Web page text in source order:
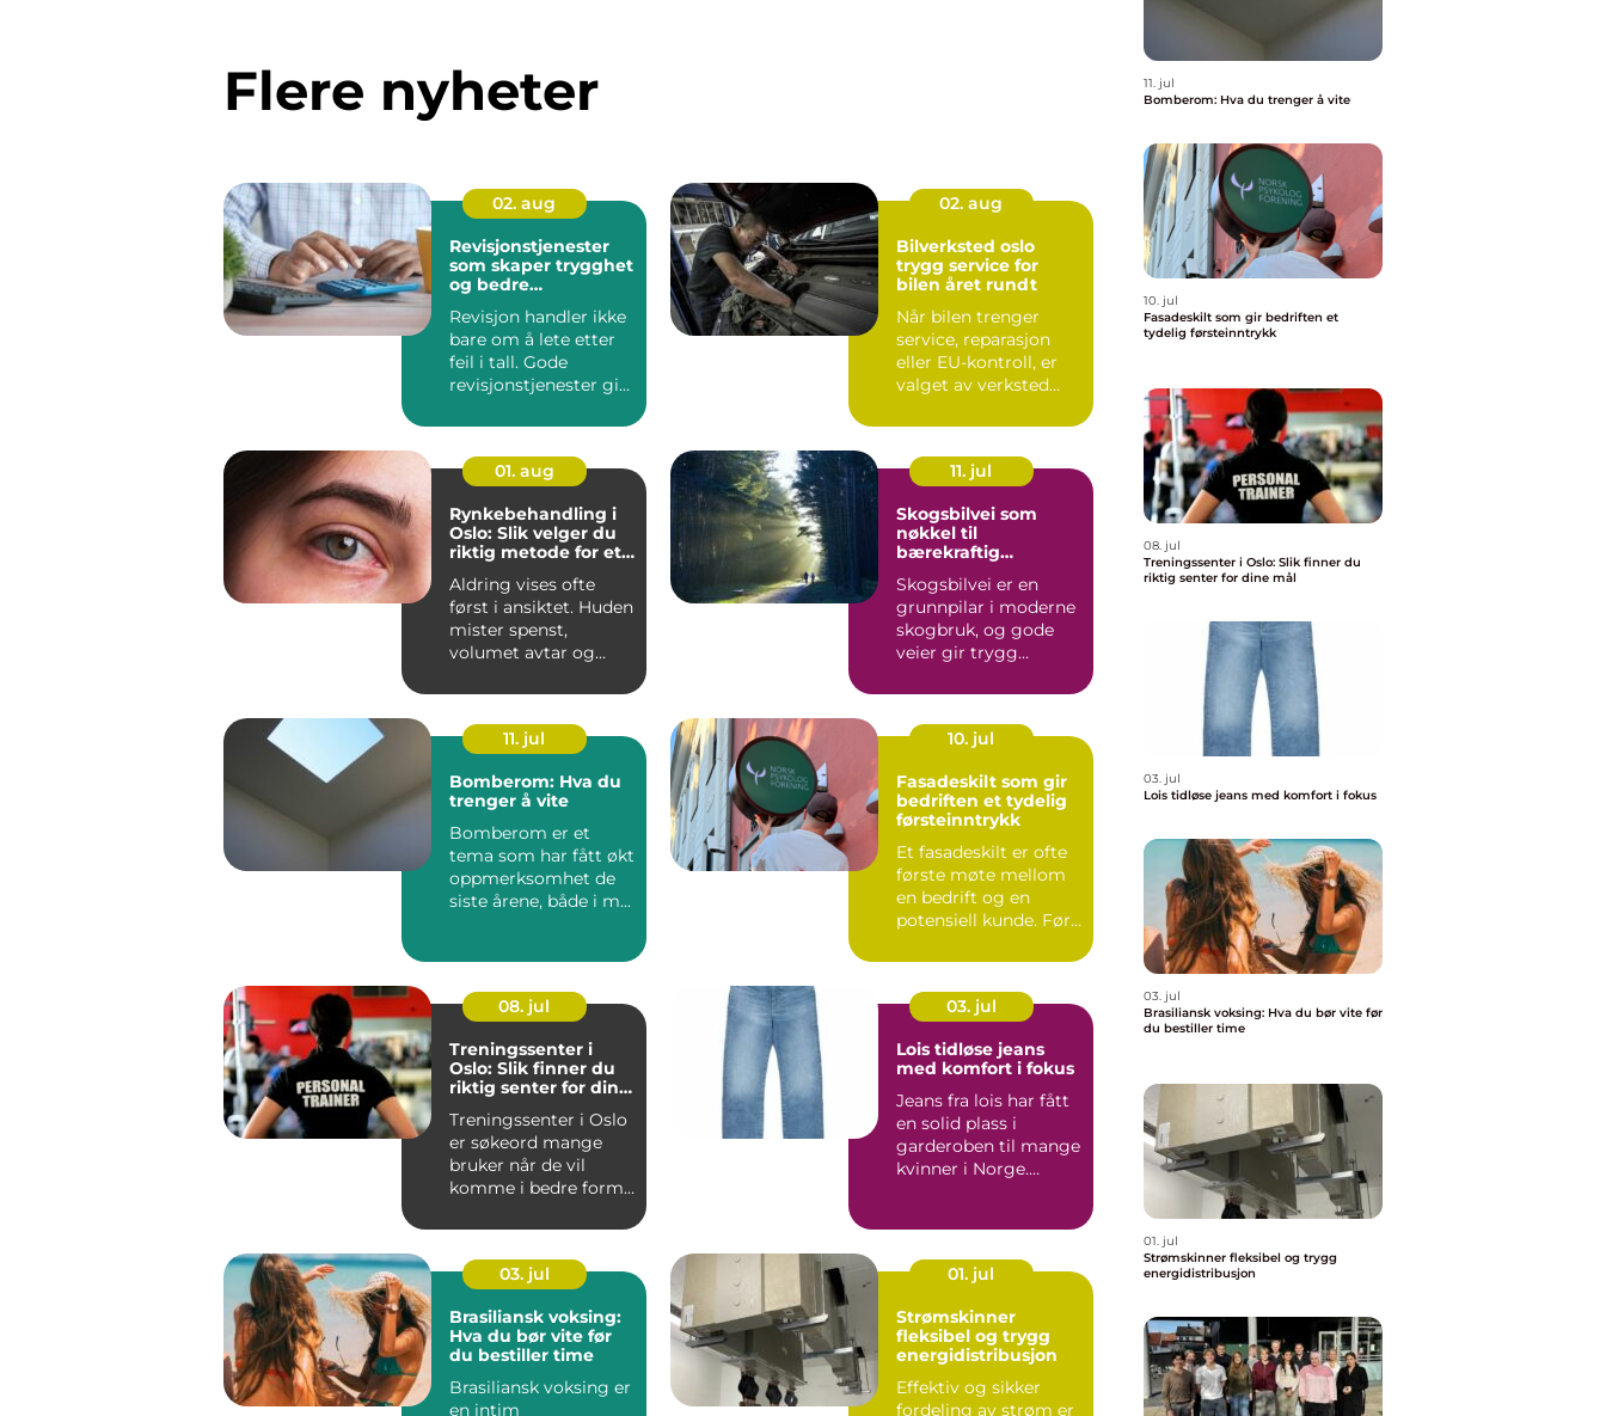
Flere nyheter
02. aug
Revisjonstjenester
som skaper trygghet
og bedre
Revisjon handler ikke
bare om å lete etter
feil i tall. Gode
revisjonstjenester gir
02. aug
Bilverksted oslo
trygg service for
bilen året rundt
Når bilen trenger
service, reparasjon
eller EU-kontroll, er
valget av verksted
s...
01. aug
Rynkebehandling i
Oslo: Slik velger du
riktig metode for et
Aldring vises ofte
først i ansiktet. Huden
mister spenst,
volumet avtar og
11. jul
Skogsbilvei som
nøkkel til
bærekraftig
Skogsbilvei er en
grunnpilar i moderne
skogbruk, og gode
veier gir trygg
kostnader...
11. jul
Bomberom: Hva du
trenger å vite
Bomberom er et
tema som har fått økt
oppmerksomhet de
siste årene, både i m...
10. jul
Fasadeskilt som gir
bedriften et tydelig
førsteinntrykk
Et fasadeskilt er ofte
første møte mellom
en bedrift og en
potensiell kunde. Før
08. jul
Treningssenter i
Oslo: Slik finner du
riktig senter for dine
Treningssenter i Oslo
er søkeord mange
bruker når de vil
komme i bedre form,
03. jul
Lois tidløse jeans
med komfort i fokus
Jeans fra lois har fått
en solid plass i
garderoben til mange
kvinner i Norge.
03. jul
Brasiliansk voksing:
Hva du bør vite før
du bestiller time
Brasiliansk voksing er
en intim
01. jul
Strømskinner
fleksibel og trygg
energidistribusjon
Effektiv og sikker
fordeling av strøm er
11. jul
Bomberom: Hva du trenger å vite
10. jul
Fasadeskilt som gir bedriften et
tydelig førsteinntrykk
08. jul
Treningssenter i Oslo: Slik finner du
riktig senter for dine mål
03. jul
Lois tidløse jeans med komfort i fokus
03. jul
Brasiliansk voksing: Hva du bør vite før
du bestiller time
01. jul
Strømskinner fleksibel og trygg
energidistribusjon